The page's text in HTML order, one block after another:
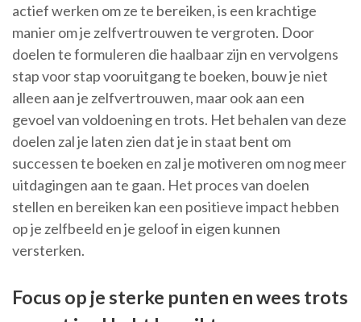
actief werken om ze te bereiken, is een krachtige
manier om je zelfvertrouwen te vergroten. Door
doelen te formuleren die haalbaar zijn en vervolgens
stap voor stap vooruitgang te boeken, bouw je niet
alleen aan je zelfvertrouwen, maar ook aan een
gevoel van voldoening en trots. Het behalen van deze
doelen zal je laten zien dat je in staat bent om
successen te boeken en zal je motiveren om nog meer
uitdagingen aan te gaan. Het proces van doelen
stellen en bereiken kan een positieve impact hebben
op je zelfbeeld en je geloof in eigen kunnen
versterken.
Focus op je sterke punten en wees trots